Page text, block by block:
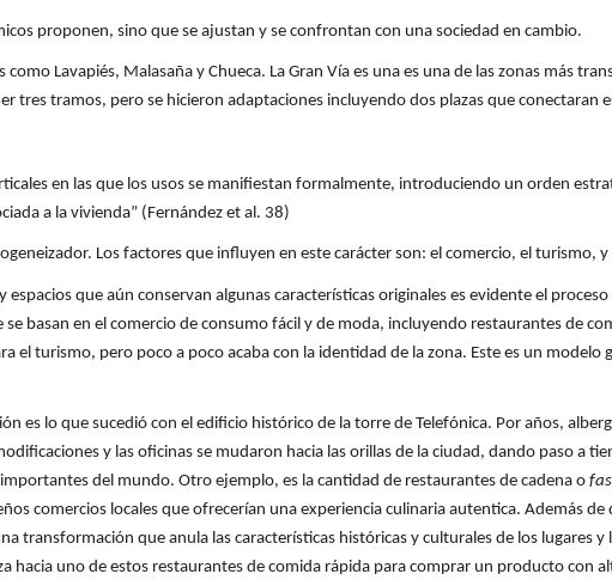
proponen, sino que se ajustan y se confrontan con una sociedad en cambio.
Lavapiés, Malasaña y Chueca. La Gran Vía es una es una de las zonas más
tres tramos, pero se hicieron adaptaciones incluyendo dos plazas que conectaran
en las que los usos se manifiestan formalmente, introduciendo un orden
a la vivienda” (Fernández et al. 38)
Los factores que influyen en este carácter son: el comercio, el turismo,
que aún conservan algunas características originales es evidente el
basan en el comercio de consumo fácil y de moda, incluyendo restaurantes de
turismo, pero poco a poco acaba con la identidad de la zona. Este es un modelo
es lo que sucedió con el edificio histórico de la torre de Telefónica. Por años,
y las oficinas se mudaron hacia las orillas de la ciudad, dando paso a
del mundo. Otro ejemplo, es la cantidad de restaurantes de cadena o
comercios locales que ofrecerían una experiencia culinaria autentica. Además
transformación que anula las características históricas y culturales de los lugares
hacia uno de estos restaurantes de comida rápida para comprar un producto con